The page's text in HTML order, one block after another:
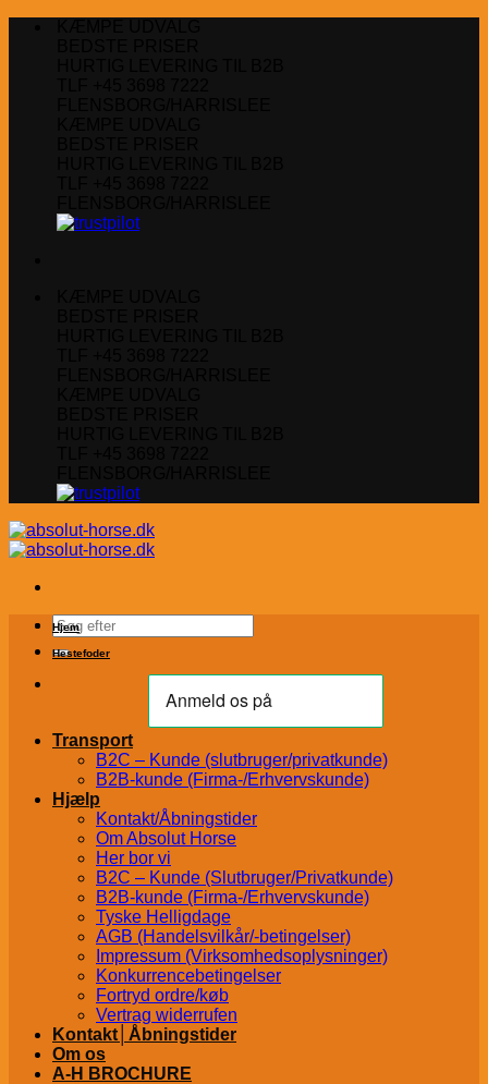
Søg
efter:
Transport
B2C – Kunde (slutbruger/privatkunde)
B2B-kunde (Firma-/Erhvervskunde)
Hjælp
Kontakt/Åbningstider
Om Absolut Horse
Her bor vi
B2C – Kunde (Slutbruger/Privatkunde)
B2B-kunde (Firma-/Erhvervskunde)
Tyske Helligdage
AGB (Handelsvilkår/-betingelser)
Impressum (Virksomhedsoplysninger)
Konkurrencebetingelser
Fortryd ordre/køb
Vertrag widerrufen
Kontakt│Åbningstider
Om os
A-H BROCHURE
Hjem
Hestefoder